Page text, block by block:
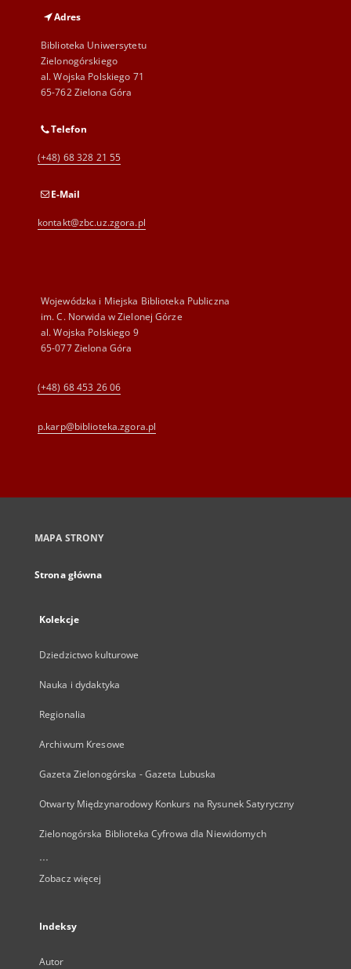
Adres
Biblioteka Uniwersytetu
Zielonogórskiego
al. Wojska Polskiego 71
65-762 Zielona Góra
Telefon
(+48) 68 328 21 55
E-Mail
kontakt@zbc.uz.zgora.pl
Wojewódzka i Miejska Biblioteka Publiczna
im. C. Norwida w Zielonej Górze
al. Wojska Polskiego 9
65-077 Zielona Góra
(+48) 68 453 26 06
p.karp@biblioteka.zgora.pl
MAPA STRONY
Strona główna
Kolekcje
Dziedzictwo kulturowe
Nauka i dydaktyka
Regionalia
Archiwum Kresowe
Gazeta Zielonogórska - Gazeta Lubuska
Otwarty Międzynarodowy Konkurs na Rysunek Satyryczny
Zielonogórska Biblioteka Cyfrowa dla Niewidomych
...
Zobacz więcej
Indeksy
Autor